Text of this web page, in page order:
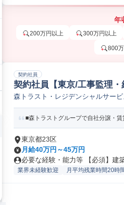
年
200万円以上 300万円以上
800
契約社員
契約社員【東京/工事監理
計/施工監理
森トラスト・レジデンシャルサー
■森トラストグループで自社分譲・
東京都23区
月給40万円～45万円
必要な経験・能力等 【必須】建
業界未経験歓迎 月平均残業時間20時